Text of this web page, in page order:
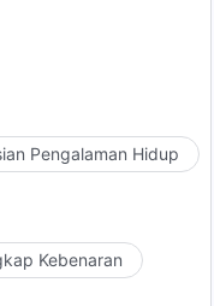
hidupmu.
atau
kepada
Pengalaman Hidup
Kebenaran